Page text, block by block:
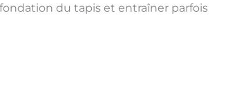
du tapis et entraîner parfois